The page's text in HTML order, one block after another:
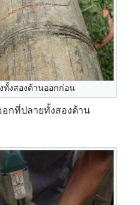
ทั้งสองด้านออกก่อน
กที่ปลายทั้งสองด้าน